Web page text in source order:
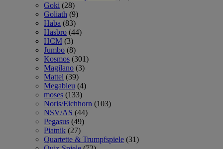
Goki (28)
Goliath (9)
Haba (83)
Hasbro (44)
HCM (3)
Jumbo (8)
Kosmos (301)
Magilano (3)
Mattel (39)
Megableu (4)
moses (133)
Noris/Eichhorn (103)
NSV/AS (44)
Pegasus (49)
Piatnik (27)
Quartette & Trumpfspiele (31)